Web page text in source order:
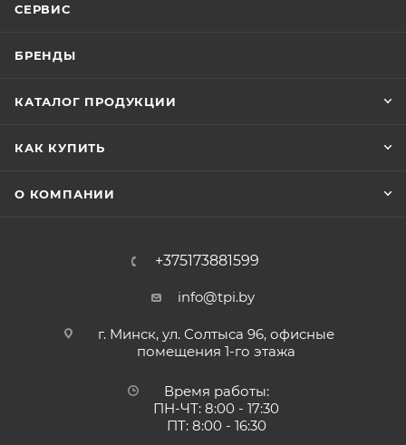
СЕРВИС
БРЕНДЫ
КАТАЛОГ ПРОДУКЦИИ
КАК КУПИТЬ
О КОМПАНИИ
+375173881599
info@tpi.by
г. Минск, ул. Солтыса 96, офисные
помещения 1-го этажа
Время работы:
ПН-ЧТ: 8:00 - 17:30
ПТ: 8:00 - 16:30